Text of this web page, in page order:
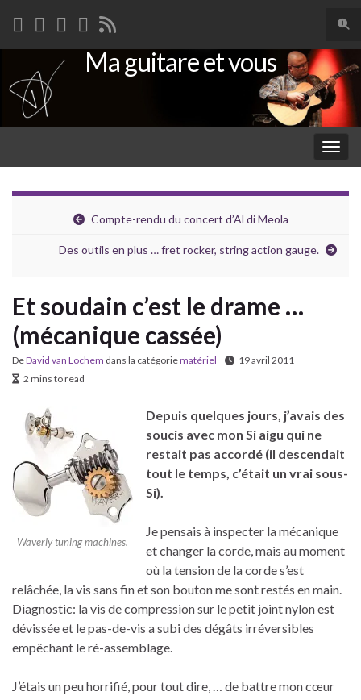
Search for:
Ma guitare et vous
Compte-rendu du concert d’Al di Meola
Des outils en plus … fret rocker, string action gauge.
Et soudain c’est le drame …
(mécanique cassée)
DeDavid van Lochem dans la catégoriematériel
19 avril 2011
2 mins to read
Waverly tuning machines.
Depuis quelques jours, j’avais des
soucis avec mon Si aigu qui ne
restait pas accordé (il descendait
tout le temps, c’était un vrai sous-
Si).
Je pensais à inspecter la mécanique
et changer la corde, mais au moment
où la tension de la corde s’est
relâchée, la vis sans fin et son bouton me sont restés en main.
Diagnostic: la vis de compression sur le petit joint nylon est
dévissée et le pas-de-vis a subi des dégâts irréversibles
empêchant le ré-assemblage.
J’étais un peu horrifié, pour tout dire, … de battre mon cœur